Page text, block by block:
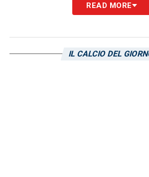
READ MORE
IL CALCIO DEL